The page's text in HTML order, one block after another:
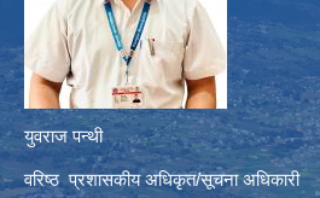
युवराज पन्थी
वरिष्ठ प्रशासकीय अधिकृत/सूचना अधिकारी